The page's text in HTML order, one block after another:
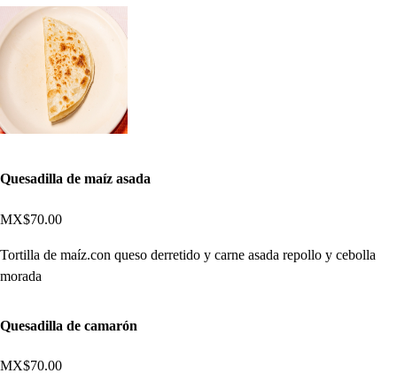
Quesadilla de maíz asada
MX$70.00
Tortilla de maíz.con queso derretido y carne asada repollo y cebolla
morada
Quesadilla de camarón
MX$70.00